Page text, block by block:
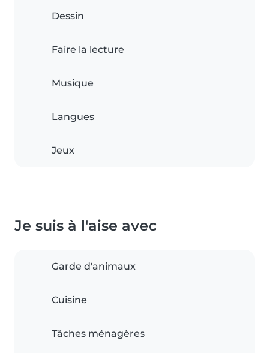
Dessin
Faire la lecture
Musique
Langues
Jeux
Je suis à l'aise avec
Garde d'animaux
Cuisine
Tâches ménagères